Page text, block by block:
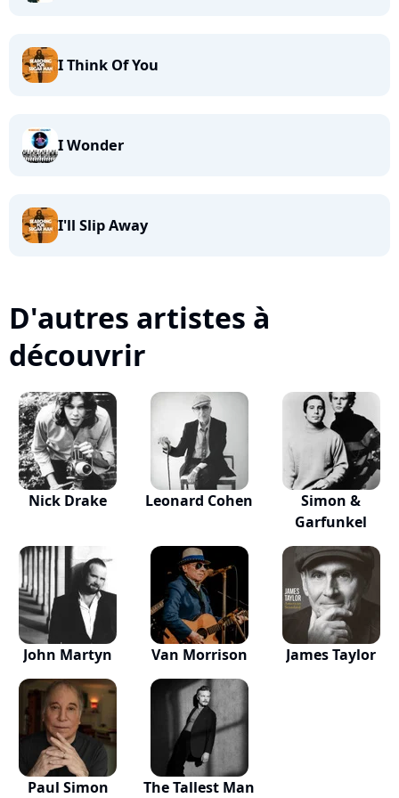
I Think Of You
I Wonder
I'll Slip Away
D'autres artistes à
découvrir
Nick Drake Leonard Cohen
Simon &
Garfunkel
John Martyn Van Morrison James Taylor
Paul Simon
The Tallest Man